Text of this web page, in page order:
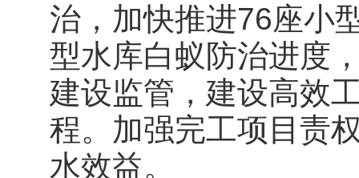
治，加快推进76座小
型水库白蚁防治进度
建设监管，建设高效
程。加强完工项目责
水效益。